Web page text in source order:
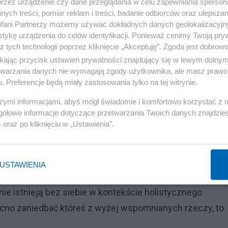
holistyczny?
Reklama
dużą estymą. Mój dobrostan psychiczny,
fizyczną i zarządzanie emocjami?
istnieją bez siebie w kontekście holistycznego
zaniedbać któreś z wyżej wspomnianych rzeczy, to
treści, pomiar reklam i treści, badanie odbiorców oraz
Partnerzy możemy używać dokładnych danych
urządzenia do celów identyfikacji. Ponieważ cenimy Twoją
tych technologii poprzez kliknięcie „Akceptuję”. Zgoda jest
przycisk ustawień prywatności znajdujący się w lewym
danych nie wymagają zgody użytkownika, ale masz
Preferencje będą miały zastosowania tylko na tej witrynie.
informacjami, abyś mógł świadomie i komfortowo korzystać z
informacje dotyczące przetwarzania Twoich danych
oraz po kliknięciu w „Ustawienia”.
USTAWIENIA